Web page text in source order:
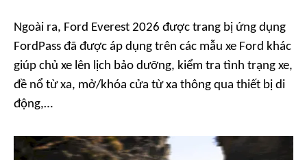
Ngoài ra, Ford Everest 2026 được trang bị ứng dụng
FordPass đã được áp dụng trên các mẫu xe Ford khác
giúp chủ xe lên lịch bảo dưỡng, kiểm tra tình trạng xe,
đề nổ từ xa, mở/khóa cửa từ xa thông qua thiết bị di
động,…